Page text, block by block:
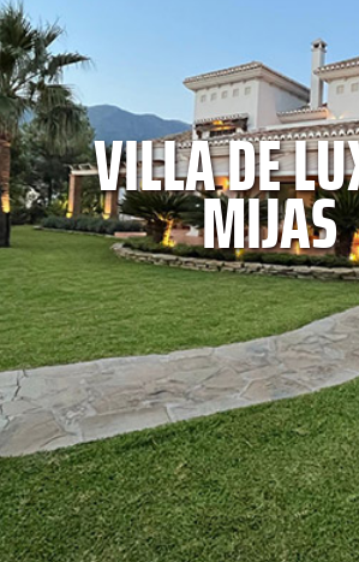
VILLA DE
MIJAS